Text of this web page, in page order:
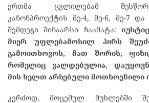
ერთმა ცვლილებამ
კანონპროექტის მე-4, მე-6, მე-7
შემდეგი შინაარსი ჩაამატა:
მიერ
უფლებამოსილ პირს
გამოითხოვოს, მათ
შორის,
რომელიც
ვალდებულია,
მის ხელთ არსებული მოთხოვნილი
კერძოდ, მოცემულ მუხლებში